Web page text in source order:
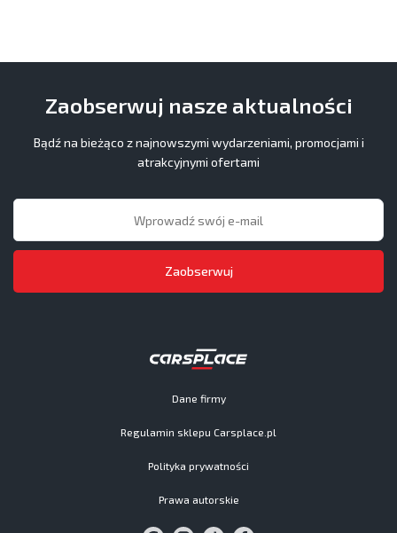
Dane firmy
Regulamin sklepu Carsplace.pl
Polityka prywatności
Prawa autorskie
Zaobserwuj nasze aktualności
Bądź na bieżąco z najnowszymi wydarzeniami, promocjami i
atrakcyjnymi ofertami
Zaobserwuj